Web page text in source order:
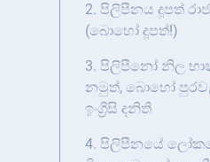
2. පිලිපීනය දූපත්
(බොහෝ දූපත්!)
3. පිලිපීනෝ නිල
නමුත්, බොහෝ
ඉංග්‍රීසි දනිති
4. පිලිපීනයේ